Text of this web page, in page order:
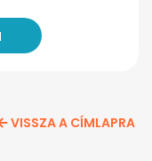
VISSZA A CÍMLAPRA